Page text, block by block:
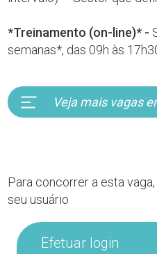
*Treinamento (on-line)* -
semanas*, das 09h às
Veja mais vagas
Para concorrer a esta
seu usuário
Efetuar login